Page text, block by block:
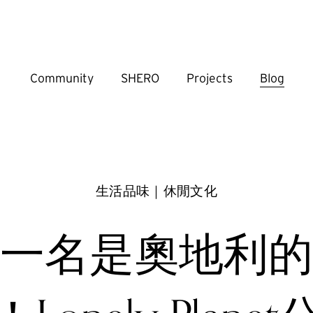
Community SHERO Projects Blog
名是奧地利
生活品味｜休閒文化